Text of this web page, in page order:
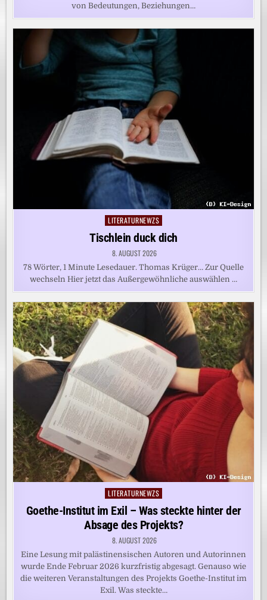
von Bedeutungen, Beziehungen…
Posted
in
LITERATURNEWZS
Tischlein duck dich
8. AUGUST 2026
78 Wörter, 1 Minute Lesedauer. Thomas Krüger… Zur Quelle
wechseln Hier jetzt das Außergewöhnliche auswählen …
Posted
in
LITERATURNEWZS
Goethe-Institut im Exil – Was steckte hinter der
Absage des Projekts?
8. AUGUST 2026
Eine Lesung mit palästinensischen Autoren und Autorinnen
wurde Ende Februar 2026 kurzfristig abgesagt. Genauso wie
die weiteren Veranstaltungen des Projekts Goethe-Institut im
Exil. Was steckte…